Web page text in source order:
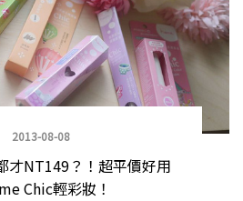
2013-08-08
才NT149？！超平價好用
Chic輕彩妝！